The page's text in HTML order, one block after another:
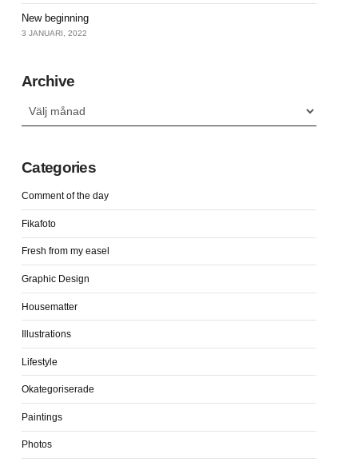
New beginning
3 JANUARI, 2022
Archive
Categories
Comment of the day
Fikafoto
Fresh from my easel
Graphic Design
Housematter
Illustrations
Lifestyle
Okategoriserade
Paintings
Photos